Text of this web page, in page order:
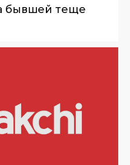
бывшей теще